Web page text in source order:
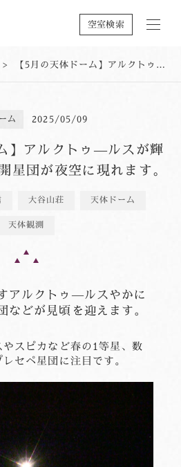
空室検索
【5月の天体ドーム】アルクトゥ―ルスが輝く春の大曲線、散開星団が夜空に現れます。
ム 2025/05/09
】アルクトゥ―ルスが輝
星団が夜空に現れます。
大谷山荘 天体ドーム
天体観測
アルクトゥ―ルスやかに
などが見頃を迎えます。
スピカなど春の1等星、数
セペ星団に注目です。